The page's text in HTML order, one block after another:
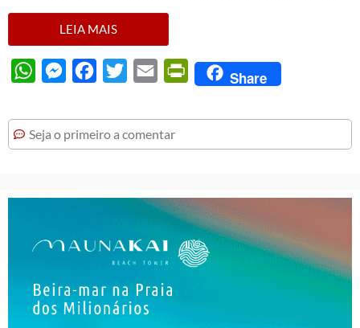
LEIA MAIS
WhatsAppMessengerFacebook
Twitter Email PrintFriendly
Share
Seja o primeiro a comentar